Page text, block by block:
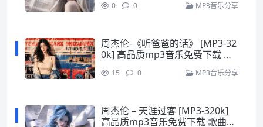
0 0 MP3音乐分享
周杰伦-《听爸爸的话》 [MP3-32
0k] 高品质mp3音乐免费下载 歌
15 0 MP3音乐分享
周杰伦 – 天涯过客 [MP3-320k]
高品质mp3音乐免费下载 歌曲免